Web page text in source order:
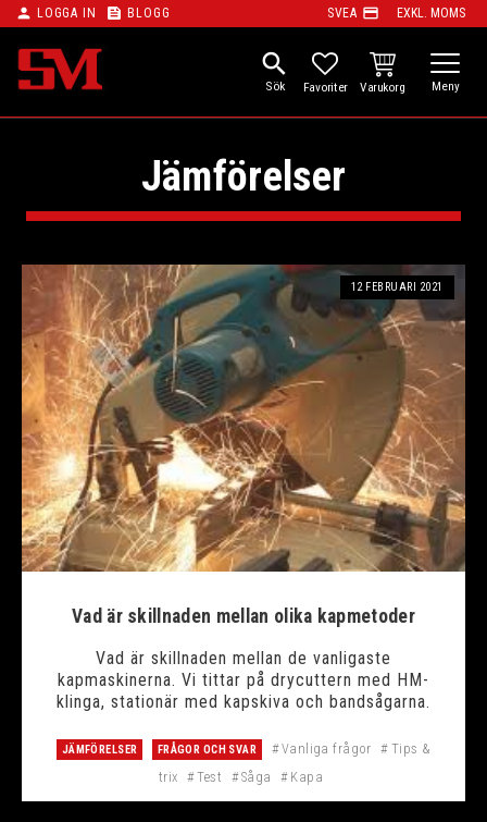
Meny
person LOGGA IN feed BLOGG SVEA payment EXKL. MOMS
search
FAVORITER
KUNDVAGN
Jämförelser
12 FEBRUARI 2021
Vad är skillnaden mellan olika kapmetoder
Vad är skillnaden mellan de vanligaste
kapmaskinerna. Vi tittar på drycuttern med HM-
klinga, stationär med kapskiva och bandsågarna.
JÄMFÖRELSER FRÅGOR OCH SVAR Vanliga frågor
Tips &
trix
Test Såga Kapa